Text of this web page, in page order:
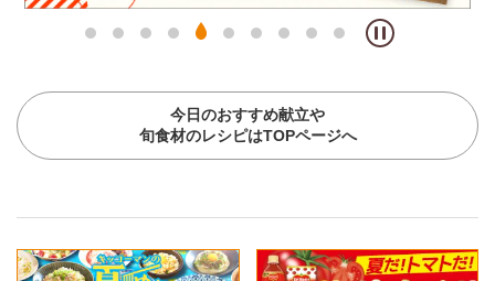
今日のおすすめ献立や
旬食材のレシピはTOPページへ